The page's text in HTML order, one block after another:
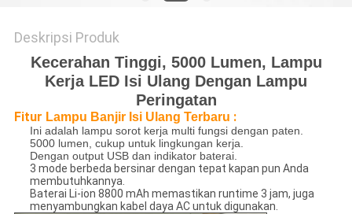
Deskripsi Produk
Kecerahan Tinggi, 5000 Lumen, Lampu
Kerja LED Isi Ulang Dengan Lampu
Peringatan
Fitur Lampu Banjir Isi Ulang Terbaru :
Ini adalah lampu sorot kerja multi fungsi dengan paten.
5000 lumen, cukup untuk lingkungan kerja.
Dengan output USB dan indikator baterai.
3 mode berbeda bersinar dengan tepat kapan pun Anda
membutuhkannya.
Baterai Li-ion 8800 mAh memastikan runtime 3 jam, juga
menyambungkan kabel daya AC untuk digunakan.